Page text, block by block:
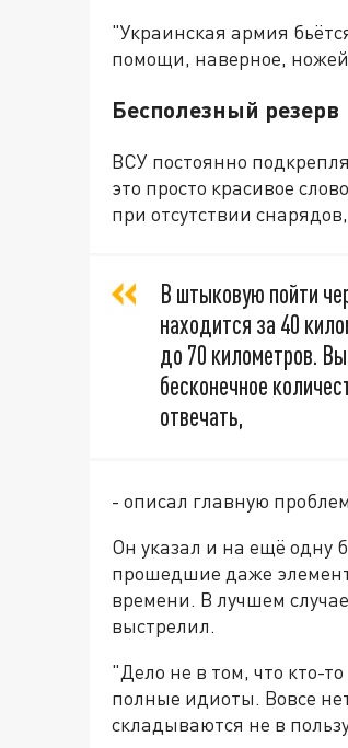
"Украинская армия
помощи, наверное,
Бесполезный резерв
ВСУ постоянно
это просто красивое
при отсутствии
В штыковую пойти
находится за 40
до 70 километров.
бесконечное
отвечать,
- описал главную
Он указал и на ещё одну
прошедшие даже
времени. В лучшем
выстрелил.
"Дело не в том, что кто-
полные идиоты. Вовсе
складываются не в